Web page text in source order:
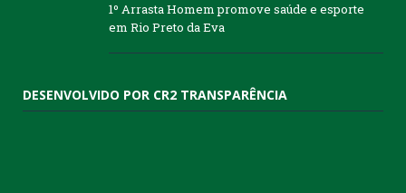
1º Arrasta Homem promove saúde e esporte
em Rio Preto da Eva
DESENVOLVIDO POR CR2 TRANSPARÊNCIA